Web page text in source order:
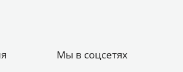
Мы в соцсетях